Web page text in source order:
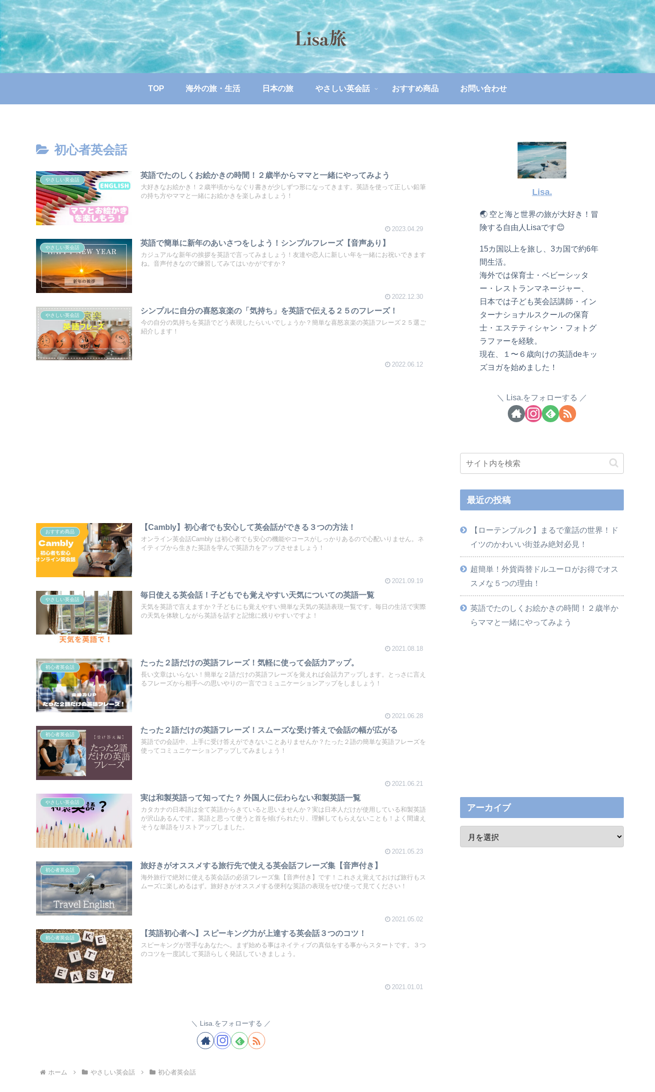
TOP 海外の旅・生活 日本の旅 やさしい英会話 おすすめ商品 お問い合わせ
初心者英会話
やさしい英会話
英語でたのしくお絵かきの時間！２歳半からママと一緒にやってみよう
大好きなお絵かき！２歳半頃からなぐり書きが少しずつ形になってきます。英語を使って正しい鉛筆
の持ち方やママと一緒にお絵かきを楽しみましょう！
2023.04.29
やさしい英会話
英語で簡単に新年のあいさつをしよう！シンプルフレーズ【音声あり】
カジュアルな新年の挨拶を英語で言ってみましょう！友達や恋人に新しい年を一緒にお祝いできます
ね。音声付きなので練習してみてはいかがですか？
2022.12.30
やさしい英会話
シンプルに自分の喜怒哀楽の「気持ち」を英語で伝える２５のフレーズ！
今の自分の気持ちを英語でどう表現したらいいでしょうか？簡単な喜怒哀楽の英語フレーズ２５選ご
紹介します！
2022.06.12
おすすめ商品
【Cambly】初心者でも安心して英会話ができる３つの方法！
オンライン英会話Cambly は初心者でも安心の機能やコースがしっかりあるので心配いりません。ネ
イティブから生きた英語を学んで英語力をアップさせましょう！
2021.09.19
やさしい英会話
毎日使える英会話！子どもでも覚えやすい天気についての英語一覧
天気を英語で言えますか？子どもにも覚えやすい簡単な天気の英語表現一覧です。毎日の生活で実際
の天気を体験しながら英語を話すと記憶に残りやすいですよ！
2021.08.18
初心者英会話
たった２語だけの英語フレーズ！気軽に使って会話力アップ。
長い文章はいらない！簡単な２語だけの英語フレーズを覚えれば会話力アップします。とっさに言え
るフレーズから相手への思いやりの一言でコミュニケーションアップをしましょう！
2021.06.28
初心者英会話
たった２語だけの英語フレーズ！スムーズな受け答えで会話の幅が広がる
英語での会話中、上手に受け答えができないことありませんか？たった２語の簡単な英語フレーズを
使ってコミュニケーションアップしてみましょう！
2021.06.21
やさしい英会話
実は和製英語って知ってた？ 外国人に伝わらない和製英語一覧
カタカナの日本語は全て英語からきていると思いませんか？実は日本人だけが使用している和製英語
が沢山あるんです。英語と思って使うと首を傾げられたり、理解してもらえないことも！よく間違え
そうな単語をリストアップしました。
2021.05.23
初心者英会話
旅好きがオススメする旅行先で使える英会話フレーズ集【音声付き】
海外旅行で絶対に使える英会話の必須フレーズ集【音声付き】です！これさえ覚えておけば旅行もス
ムーズに楽しめるはず。旅好きがオススメする便利な英語の表現をぜひ使って見てください！
2021.05.02
初心者英会話
【英語初心者へ】スピーキング力が上達する英会話３つのコツ！
スピーキングが苦手なあなたへ。まず始める事はネイティブの真似をする事からスタートです。３つ
のコツを一度試して英語らしく発話していきましょう。
2021.01.01
Lisa.をフォローする
ホーム やさしい英会話 初心者英会話
Lisa.
🌏 空と海と世界の旅が大好き！冒
険する自由人Lisaです😊
15カ国以上を旅し、3カ国で約6年
間生活。
海外では保育士・ベビーシッタ
ー・レストランマネージャー、
日本では子ども英会話講師・イン
ターナショナルスクールの保育
士・エステティシャン・フォトグ
ラファーを経験。
現在、１〜６歳向けの英語deキッ
ズヨガを始めました！
Lisa.をフォローする
最近の投稿
【ローテンブルク】まるで童話の世界！ド
イツのかわいい街並み絶対必見！
超簡単！外貨両替ドルユーロがお得でオス
スメな５つの理由！
英語でたのしくお絵かきの時間！２歳半か
らママと一緒にやってみよう
アーカイブ